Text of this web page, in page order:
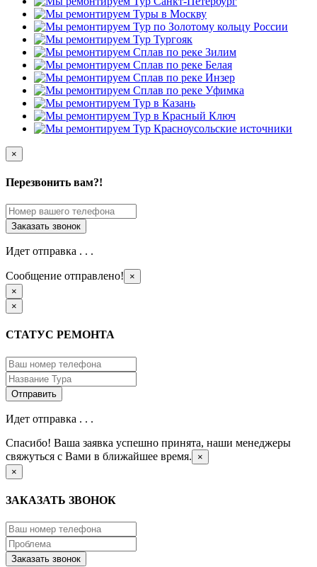
×
Перезвонить вам?!
Идет отправка . . .
Сообщение отправлено!
×
×
×
СТАТУС РЕМОНТА
Идет отправка . . .
Спасибо! Ваша заявка успешно принята, наши менеджеры
свяжуться с Вами в ближайшее время.
×
×
ЗАКАЗАТЬ ЗВОНОК